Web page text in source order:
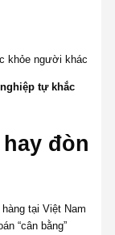
khỏe người khác
tự khắc
đòn
“cân bằng”